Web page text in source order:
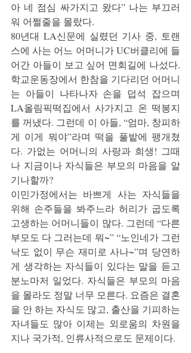
아 네 점심 싸가지고 왔다” 나는 부끄러
워 어쩔줄을 몰랐다.
80년대 LA신문에 실렸던 기사 중, 토랜
스에 사는 어느 어머니가 UC버클리에 들
어간 아들이 보고 싶어 면회길에 나섰다.
학교운동장에서 한참을 기다리던 어머니
는 아들이 나타나자 손을 덥석 잡으며
LA올림픽떡집에서 사가지고 온 떡봉지
를 꺼냈다. 그런데 이 아들, “엄마, 창피하
게 이게 뭐야”라며 떡을 풀밭에 팽개쳤
다. 가없는 어머니의 사랑과 희생! 그때
나 지금이나 자식들은 부모의 마음을 알
기나할까?
이민가정에서는 바쁘게 사는 자식들을
위해 손주들을 봐주느라 허리가 굽도록
고생하는 어머니들이 많다. 그런데 “다른
부모도 다 그러는데 뭐~” “노인네가 그런
낙도 없이 무슨 재미로 사나~”며 당연하
게 생각하는 자식들이 있다는 말을 듣고
분노마저 일었다. 자식들은 부모의 마음
을 몰라도 정말 너무 모른다. 요즘은 결혼
을 안 하는 자식도 많고, 출산을 기피하는
자녀들도 많아 이제는 외로움의 차원을
지나 국가적, 인류사적으로도 문제이다.